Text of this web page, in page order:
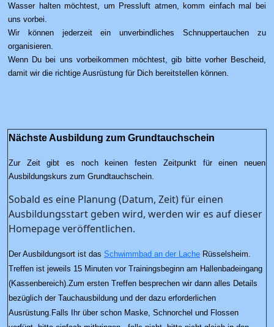
Wasser halten möchtest, um Pressluft atmen, komm einfach mal bei
uns vorbei.
Wir können jederzeit ein unverbindliches Schnuppertauchen zu
organisieren.
Wenn Du bei uns vorbeikommen möchtest, gib bitte vorher Bescheid,
damit wir die richtige Ausrüstung für Dich bereitstellen können.
Nächste Ausbildung zum Grundtauchschein
Zur Zeit gibt es noch keinen festen Zeitpunkt für einen neuen
Ausbildungskurs zum Grundtauchschein.
Sobald es eine Planung (Datum, Zeit) für einen
Ausbildungsstart geben wird, werden wir es auf dieser
Homepage veröffentlichen.
Der Ausbildungsort ist das Schwimmbad an der Lache Rüsselsheim.
Treffen ist jeweils 15 Minuten vor Trainingsbeginn am Hallenbadeingang
(Kassenbereich). Zum ersten Treffen besprechen wir dann alles Details
bezüglich der Tauchausbildung und der dazu erforderlichen
Ausrüstung. Falls Ihr über schon Maske, Schnorchel und Flossen